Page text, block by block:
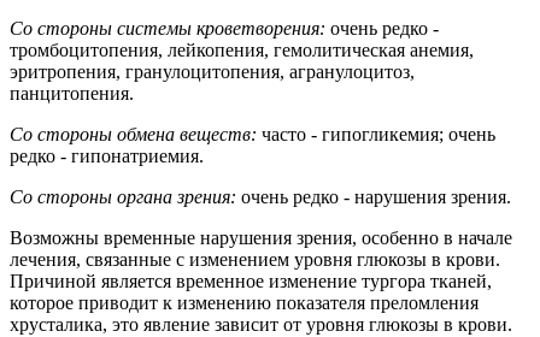
Со стороны системы кроветворения: очень редко -
тромбоцитопения, лейкопения, гемолитическая анемия,
эритропения, гранулоцитопения, агранулоцитоз,
панцитопения.
Со стороны обмена веществ: часто - гипогликемия; очень
редко - гипонатриемия.
Со стороны органа зрения: очень редко - нарушения зрения.
Возможны временные нарушения зрения, особенно в начале
лечения, связанные с изменением уровня глюкозы в крови.
Причиной является временное изменение тургора тканей,
которое приводит к изменению показателя преломления
хрусталика, это явление зависит от уровня глюкозы в крови.